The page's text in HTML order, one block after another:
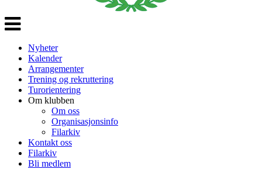
Veksle
navigasjon
Nyheter
Kalender
Arrangementer
Trening og rekruttering
Turorientering
Om klubben
Om oss
Organisasjonsinfo
Filarkiv
Kontakt oss
Filarkiv
Bli medlem